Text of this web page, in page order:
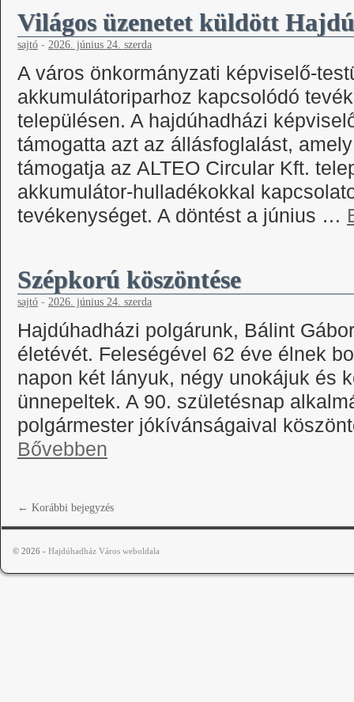
Világos üzenetet küldött
sajtó - 2026. június 24. szerda
A város önkormányzati képviselő-
akkumulátoriparhoz kapcsolódó
településen. A hajdúhadházi
támogatta azt az állásfoglalást,
támogatja az ALTEO Circular Kft.
akkumulátor-hulladékokkal
tevékenységet. A döntést a június …
Szépkorú köszöntése
sajtó - 2026. június 24. szerda
Hajdúhadházi polgárunk, Bálint
életévét. Feleségével 62 éve élnek
napon két lányuk, négy unokájuk és
ünnepeltek. A 90. születésnap
polgármester jókívánságaival
Bővebben
← Korábbi bejegyzés
© 2026 - Hajdúhadház Város weboldala